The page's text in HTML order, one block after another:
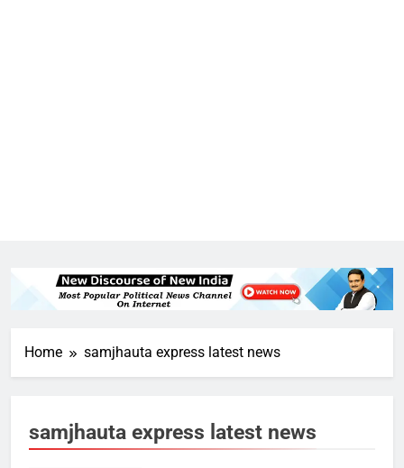
Home samjhauta express latest news
samjhauta express latest news
राम की नगरी अयोध्या में आने वाले भक्तों
का स्वागत करेगा लक्ष्मण द्वार